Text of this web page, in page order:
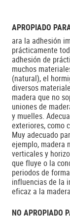
APROPIADO
ara la adhesión
prácticamente
adhesión de
muchos
(natural), el
diversos
madera que no
uniones de
y muelles.
exteriores, como
Muy adecuado
ejemplo, madera
verticales y
que fluye o la
periodos de
influencias de la
eficaz a la
NO APROPIADO